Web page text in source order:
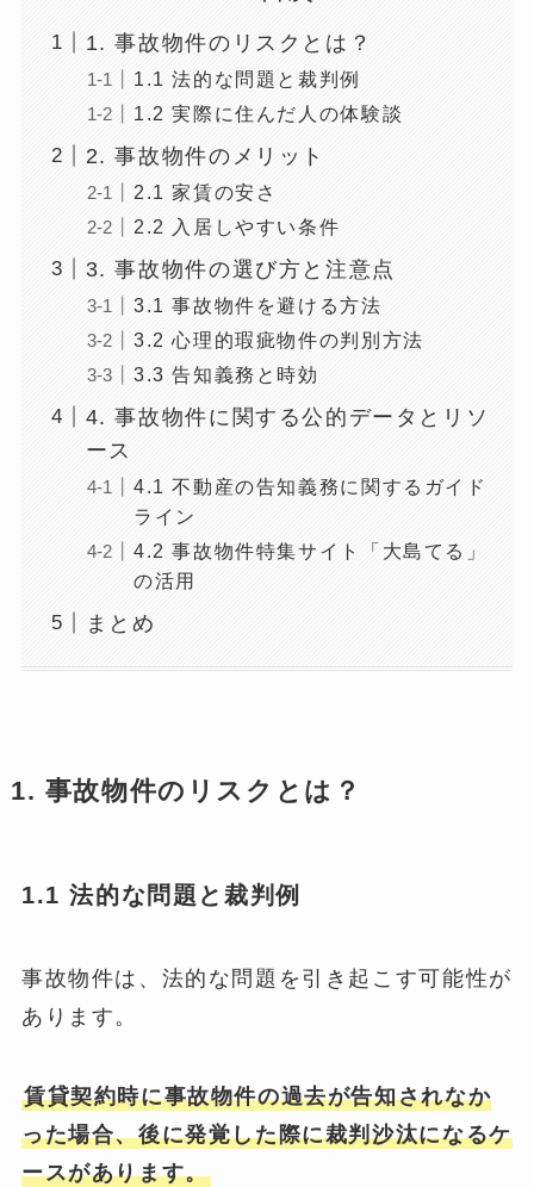
1. 事故物件のリスクとは？
1.1 法的な問題と裁判例
1.2 実際に住んだ人の体験談
2. 事故物件のメリット
2.1 家賃の安さ
2.2 入居しやすい条件
3. 事故物件の選び方と注意点
3.1 事故物件を避ける方法
3.2 心理的瑕疵物件の判別方法
3.3 告知義務と時効
4. 事故物件に関する公的データとリソ
ース
4.1 不動産の告知義務に関するガイド
ライン
4.2 事故物件特集サイト「大島てる」
の活用
まとめ
1. 事故物件のリスクとは？
1.1 法的な問題と裁判例
事故物件は、法的な問題を引き起こす可能性が
あります。
賃貸契約時に事故物件の過去が告知されなか
った場合、後に発覚した際に裁判沙汰になるケ
ースがあります。